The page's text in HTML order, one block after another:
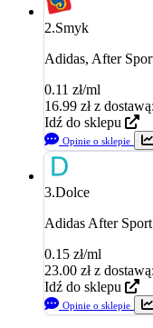
2.Smyk
Adidas, After
0.11 zł/ml
16.99 zł z
Idź do sklepu
Opinie o sklepie
3.Dolce
Adidas After
0.15 zł/ml
23.00 zł z
Idź do sklepu
Opinie o sklepie